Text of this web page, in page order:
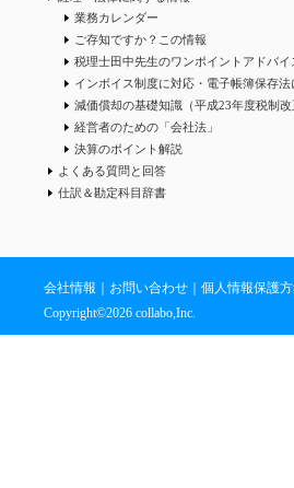
業務カレンダー
ご存知ですか？この情報
税理士田中先生のワンポイントアドバイ
インボイス制度に対応・電子帳簿保存法
減価償却の基礎知識（平成23年度税制改
経営者のための「会社法」
決算のポイント解説
よくある質問と回答
仕訳＆勘定科目辞書
会社情報 お問い合わせ 個人情報保護
Copyright©2026 collabo,Inc.